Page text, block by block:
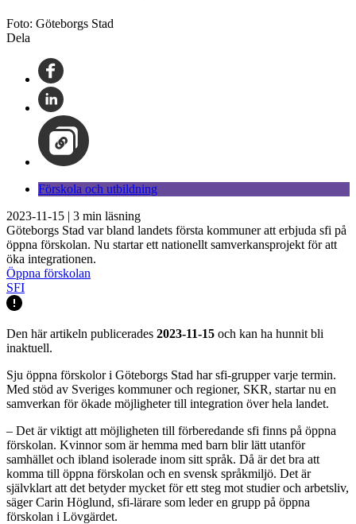
Foto: Göteborgs Stad
Dela
Förskola och utbildning
2023-11-15 | 3 min läsning
Göteborgs Stad var bland landets första kommuner att erbjuda sfi på
öppna förskolan. Nu startar ett nationellt samverkansprojekt för att
öka integrationen.
Öppna förskolan
SFI
Den här artikeln publicerades 2023-11-15 och kan ha hunnit bli
inaktuell.
Sju öppna förskolor i Göteborgs Stad har sfi-grupper varje termin.
Med stöd av Sveriges kommuner och regioner, SKR, startar nu en
samverkan för ökade möjligheter till integration över hela landet.
– Det är viktigt att möjligheten till förberedande sfi finns på öppna
förskolan. Kvinnor som är hemma med barn blir lätt utanför
samhället och ibland isolerade inom sitt språk. Då är det bra att
komma till öppna förskolan och en svensk språkmiljö. Det är
självklart att det betyder mycket för ett steg mot studier och arbetsliv,
säger Carin Höglund, sfi-lärare som leder en grupp på öppna
förskolan i Lövgärdet.